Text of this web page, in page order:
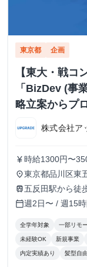
東京都 企画
【東大・戦コ
「BizDev (事
略立案からプ
株式会社ア
currency_yen 時給1300円〜
place東京都品川区東
田５階
train 五反田駅から徒
calendar_today週2日〜 / 週15
全学年対象 一部リモ
未経験OK 新規事業
内定実績あり 髪型自由